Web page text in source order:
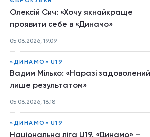
Олексій Сич: «Хочу якнайкраще
проявити себе в «Динамо»
05.08.2026, 19:09
«ДИНАМО» U19
Вадим Мілько: «Наразі задоволений
лише результатом»
05.08.2026, 18:18
«ДИНАМО» U19
Національна ліга U19. «Динамо» –